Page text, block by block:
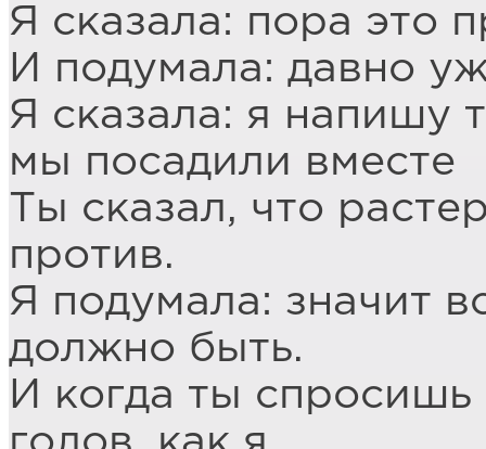
Я сказала: пора это
И подумала: давно
Я сказала: я напишу
мы посадили вместе
Ты сказал, что
против.
Я подумала: значит
должно быть.
И когда ты